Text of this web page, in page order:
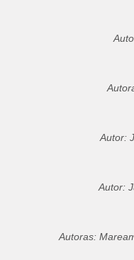
Autor:
Autor:
Autoras: